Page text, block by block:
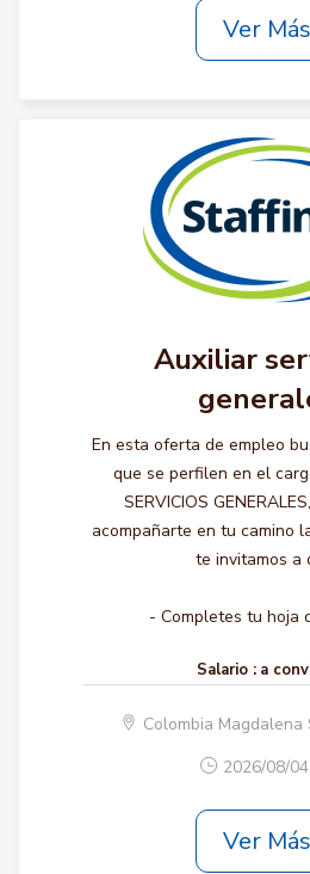
Ver Más
Auxiliar
En esta oferta de empleo
que se perfilen en el
SERVICIOS
acompañarte en tu camino
te invitamos a
- Completes tu hoja
Salario : a
Colombia Magdalena
2026/08/04
Ver Más